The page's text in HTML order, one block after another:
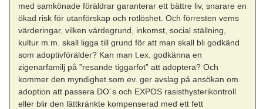
med samkönade föräldrar garanterar ett bättre liv, snarare en
ökad risk för utanförskap och rotlöshet. Och förresten vems
värderingar, vilken värdegrund, inkomst, social ställning,
kultur m.m. skall ligga till grund för att man skall bli godkänd
som adoptivförälder? Kan man t.ex. godkänna en
zigenarfamilj på ”resande tiggarfot” att adoptera? Och
kommer den myndighet som ev. ger avslag på ansökan om
adoption att passera DO´s och EXPOS rasisthysterikontroll
eller blir den lättkränkte kompenserad med ett fett